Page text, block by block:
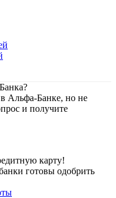
Альфа-Банке, но не
и получите
карту!
готовы одобрить